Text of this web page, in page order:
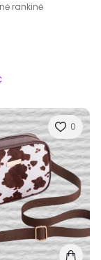
rankinė
0